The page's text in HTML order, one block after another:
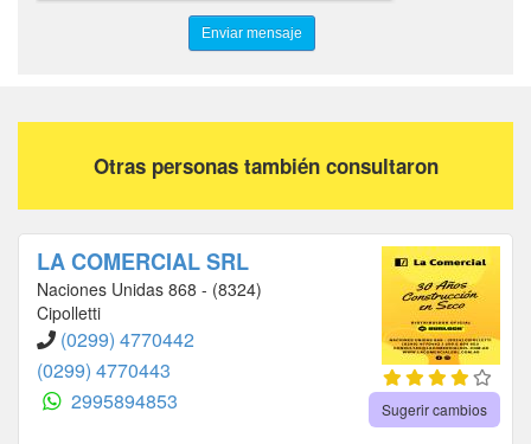
Otras personas también consultaron
LA COMERCIAL SRL
Naciones Unidas 868 - (8324)
Cipolletti
(0299) 4770442
(0299) 4770443
2995894853
Sugerir cambios